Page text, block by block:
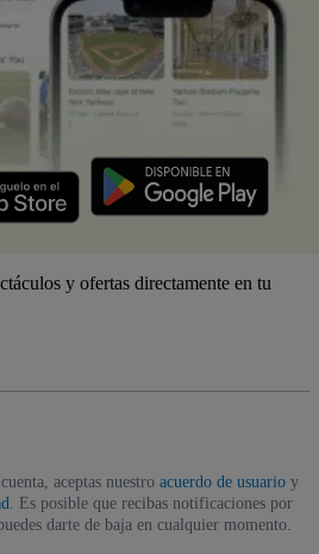
y ofertas directamente en tu
aceptas nuestro acuerdo de usuarioy
. Es posible que recibas notificaciones por
darte de baja en cualquier momento.